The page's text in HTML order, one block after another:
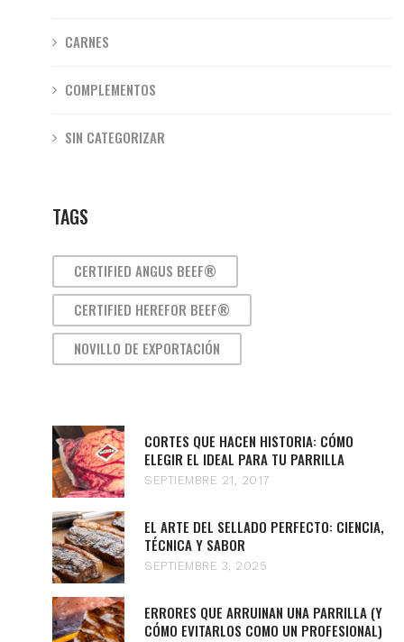
CARNES
COMPLEMENTOS
SIN CATEGORIZAR
TAGS
CERTIFIED ANGUS BEEF®
CERTIFIED HEREFOR BEEF®
NOVILLO DE EXPORTACIÓN
CORTES QUE HACEN HISTORIA: CÓMO
ELEGIR EL IDEAL PARA TU PARRILLA
SEPTIEMBRE 21, 2017
EL ARTE DEL SELLADO PERFECTO: CIENCIA,
TÉCNICA Y SABOR
SEPTIEMBRE 3, 2025
ERRORES QUE ARRUINAN UNA PARRILLA (Y
CÓMO EVITARLOS COMO UN PROFESIONAL)